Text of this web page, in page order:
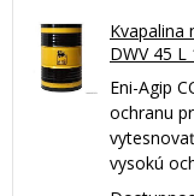
Kvapalina
DWV 45 L
Eni-Agip
ochranu
vysokú